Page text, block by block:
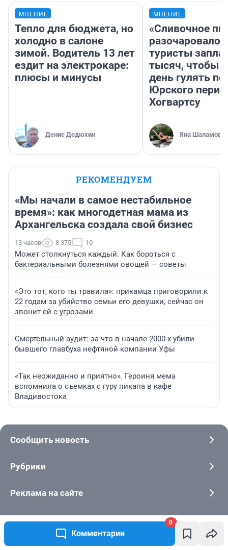
Комментарии
0
МНЕНИЕ
Тепло для бюджета, но
холодно в салоне
зимой. Водитель 13 лет
ездит на электрокаре:
плюсы и минусы
Денис Дедюхин
МНЕНИЕ
«Сливочное
разочаровало»:
туристы
тысяч, чтобы
день гулять по
Юрского
Хогвартсу
Яна Шаламова
РЕКОМЕНДУЕМ
«Мы начали в самое нестабильное
время»: как многодетная мама из
Архангельска создала свой бизнес
13 часов 8 375 10
Может столкнуться каждый. Как бороться с
бактериальными болезнями овощей — советы
«Это тот, кого ты травила»: прикамца приговорили к
22 годам за убийство семьи его девушки, сейчас он
звонит ей с угрозами
Смертельный аудит: за что в начале 2000-х убили
бывшего главбуха нефтяной компании Уфы
«Так неожиданно и приятно». Героиня мема
вспомнила о съемках с гуру пикапа в кафе
Владивостока
Сообщить новость
Рубрики
Реклама на сайте
О компании
Наши вакансии